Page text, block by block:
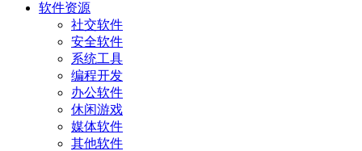
软件资源
社交软件
安全软件
系统工具
编程开发
办公软件
休闲游戏
媒体软件
其他软件